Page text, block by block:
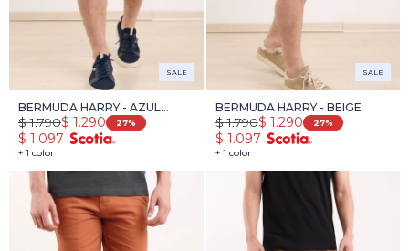
SALE
BERMUDA HARRY - AZUL
OSCURO
+ 1 color
$ 1.290
$ 1.790 27
$ 1.097
SALE
BERMUDA HARRY - BEIGE
+ 1 color
$ 1.290
$ 1.790 27
$ 1.097